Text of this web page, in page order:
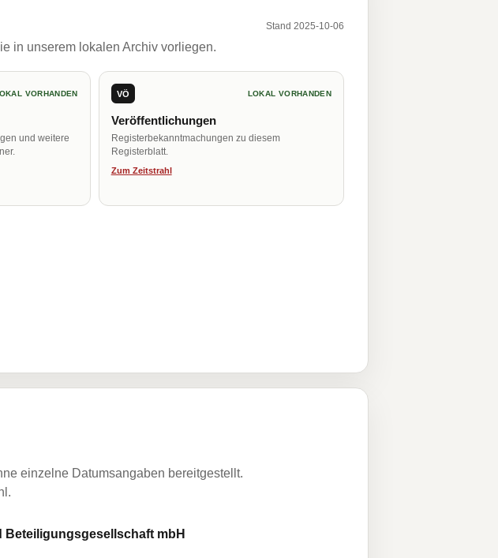
Stand 2025-10-06
in unserem lokalen Archiv vorliegen.
VORHANDEN
und weitere
VÖ LOKAL VORHANDEN
Veröffentlichungen
Registerbekanntmachungen zu diesem
Registerblatt.
Zum Zeitstrahl
einzelne Datumsangaben bereitgestellt.
mbH